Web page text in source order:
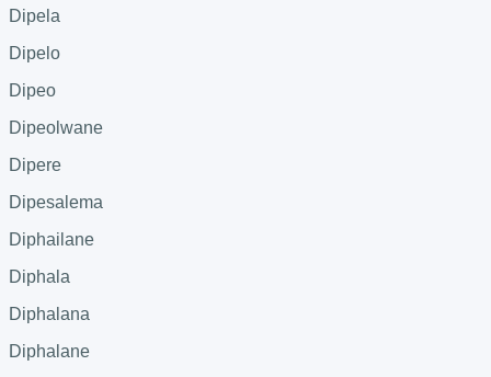
Dipela
Dipelo
Dipeo
Dipeolwane
Dipere
Dipesalema
Diphailane
Diphala
Diphalana
Diphalane